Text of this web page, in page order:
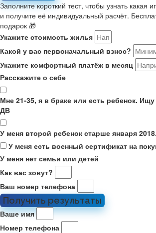
Заполните короткий тест, чтобы узнать какая
и получите её индивидуальный расчёт.
подарок 🎁
Укажите стоимость жилья
Какой у вас первоначальный взнос?
Укажите комфортный платёж в месяц
Расскажите о себе
Мне 21-35, я в браке или есть ребенок.
ДВ
У меня второй ребенок старше января
У меня есть военный сертификат на
У меня нет семьи или детей
Как вас зовут?
Ваш номер телефона
Получить результаты
Ваше имя
Номер телефона